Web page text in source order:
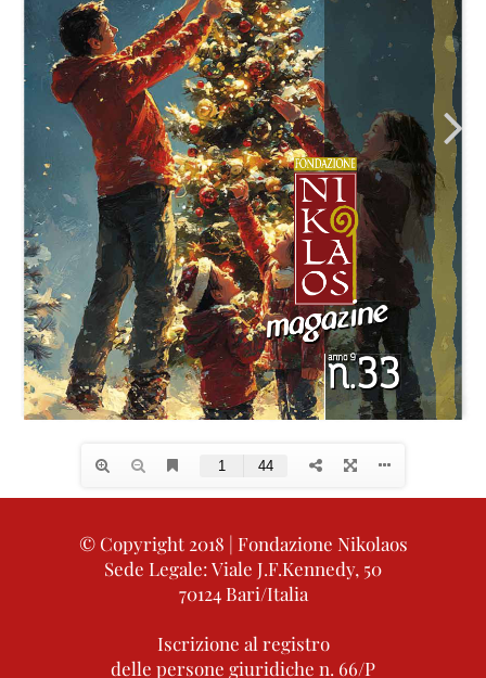
© Copyright 2018 | Fondazione Nikolaos
Sede Legale: Viale J.F.Kennedy, 50
70124 Bari/Italia
Iscrizione al registro
delle persone giuridiche n. 66/P